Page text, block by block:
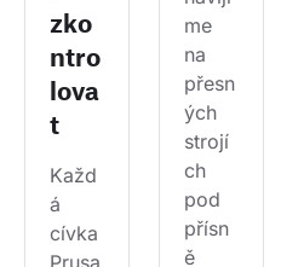
zko
ntro
lova
t
Každ
á
cívka
me
na
přesn
ých
strojí
ch
pod
přísn
ě